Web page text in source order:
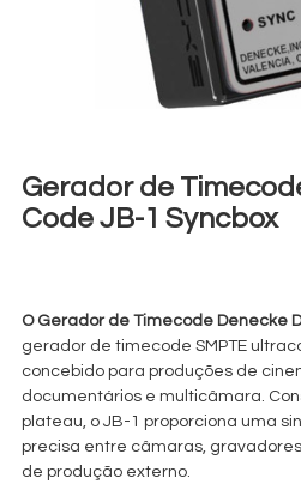
Gerador de
Code JB-1 Syncbox
O Gerador de Timecode Denecke
gerador de timecode SMPTE
concebido para produções de
documentários e multicâmara.
plateau, o JB-1 proporciona uma
precisa entre câmaras,
de produção externo.